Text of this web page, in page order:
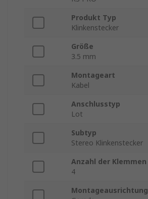
Produkt Typ
Klinkenstecker
Größe
3.5 mm
Montageart
Kabel
Anschlusstyp
Lot
Subtyp
Stereo Klinkenstecker
Anzahl der Klemmen
4
Montageausrichtung